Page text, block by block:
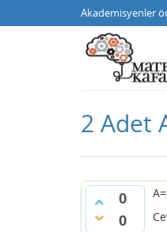
Akademisyenler
2 Adet
0
0